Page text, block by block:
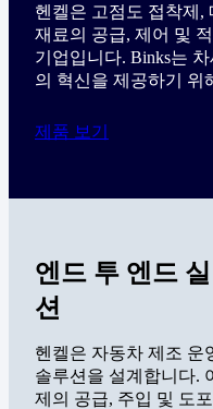
헨켈은 고점도 접착제,
재료의 공급, 제어 및
기업입니다. Binks는
의 혁신을 제공하기 위
제품 보기
엔드 투 엔드
션
헨켈은 자동차 제조 운
솔루션을 설계합니다.
제의 공급, 주입 및 도